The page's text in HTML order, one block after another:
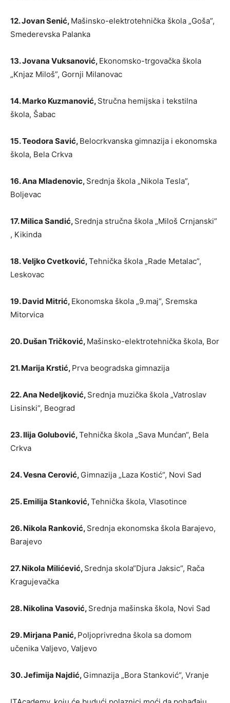
12. Jovan Senić, Mašinsko-elektrotehnička škola „Goša”,
Smederevska Palanka
13. Jovana Vuksanović, Ekonomsko-trgovačka škola
„Knjaz Miloš”, Gornji Milanovac
14. Marko Kuzmanović, Stručna hemijska i tekstilna
škola, Šabac
15. Teodora Savić, Belocrkvanska gimnazija i ekonomska
škola, Bela Crkva
16. Ana Mladenovic, Srednja škola „Nikola Tesla”,
Boljevac
17. Milica Sandić, Srednja stručna škola „Miloš Crnjanski”
, Kikinda
18. Veljko Cvetković,Tehnička škola „Rade Metalac”,
Leskovac
19. David Mitrić, Ekonomska škola „9.maj“, Sremska
Mitorvica
20. Dušan Tričković, Mašinsko-elektrotehnička škola, Bor
21. Marija Krstić, Prva beogradska gimnazija
22. Ana Nedeljković, Srednja muzička škola „Vatroslav
Lisinski“, Beograd
23. Ilija Golubović,Tehnička škola „Sava Munćan“, Bela
Crkva
24. Vesna Cerović, Gimnazija „Laza Kostić“, Novi Sad
25. Emilija Stanković,Tehnička škola, Vlasotince
26. Nikola Ranković, Srednja ekonomska škola Barajevo,
Barajevo
27. Nikola Milićević, Srednja skola“Djura Jaksic“, Rača
Kragujevačka
28. Nikolina Vasović, Srednja mašinska škola, Novi Sad
29. Mirjana Panić, Poljoprivredna škola sa domom
učenika Valjevo, Valjevo
30. Jefimija Najdić, Gimnazija „Bora Stanković“, Vranje